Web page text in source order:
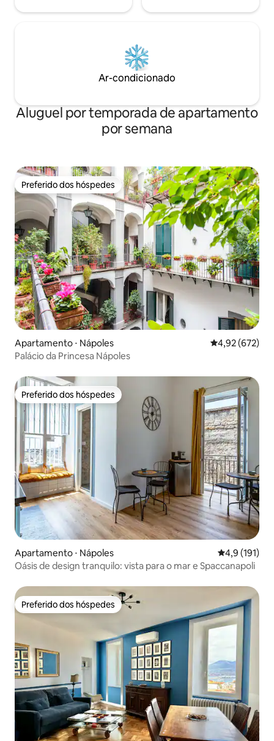
Ar-condicionado
Aluguel por temporada de apartamento
por semana
Preferido dos hóspedes
Preferido dos hóspedes
Apartamento ⋅ Nápoles 4,92 de uma
4,92 (672)
Palácio da Princesa Nápoles
Preferido dos hóspedes
Preferido dos hóspedes
Apartamento ⋅ Nápoles 4,9 de uma
4,9 (191)
Oásis de design tranquilo: vista para o mar e Spaccanapoli
Preferido dos hóspedes
Preferido dos hóspedes